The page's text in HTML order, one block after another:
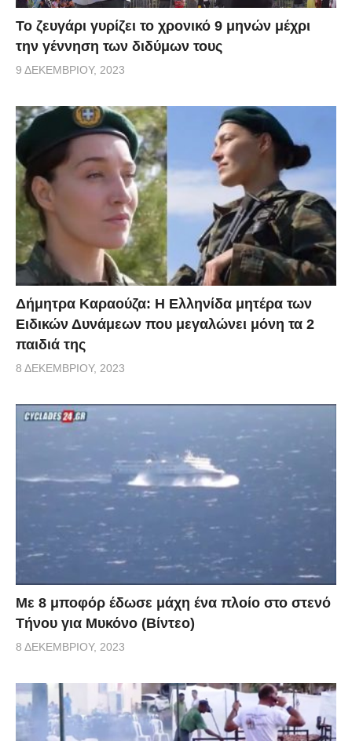
Το ζευγάρι γυρίζει το χρονικό 9 μηνών μέχρι
την γέννηση των διδύμων τους
9 ΔΕΚΕΜΒΡΊΟΥ, 2023
Δήμητρα Καραούζα: Η Ελληνίδα μητέρα των
Ειδικών Δυνάμεων που μεγαλώνει μόνη τα 2
παιδιά της
8 ΔΕΚΕΜΒΡΊΟΥ, 2023
Με 8 μποφόρ έδωσε μάχη ένα πλοίο στο στενό
Τήνου για Μυκόνο (Βίντεο)
8 ΔΕΚΕΜΒΡΊΟΥ, 2023